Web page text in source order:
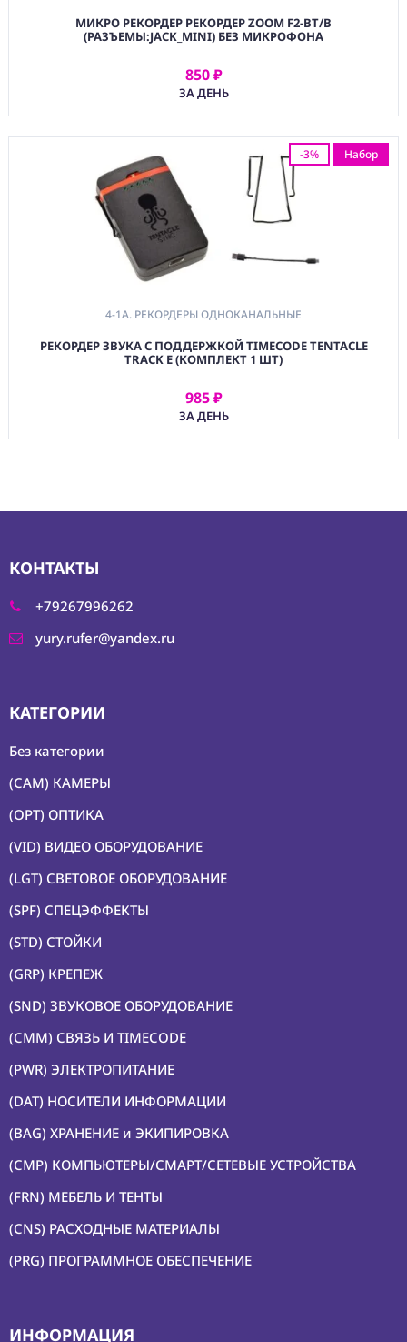
TIMECODE
ИНФОРМАЦИИ
КОМПЬЮТЕРЫ/
СМАРТ/СЕТЕВЫЕ
(CNS) РАСХОДНЫЕ
МАТЕРИАЛЫ
Условия
О
МИКРО РЕКОРДЕР РЕКОРДЕР ZOOM F2-BT/B
(РАЗЪЕМЫ:JACK_MINI) БЕЗ МИКРОФОНА
850 ₽
ЗА ДЕНЬ
АРЕНДОВАТЬ
-3% Набор
4-1A. РЕКОРДЕРЫ ОДНОКАНАЛЬНЫЕ
РЕКОРДЕР ЗВУКА С ПОДДЕРЖКОЙ TIMECODE TENTACLE
TRACK E (КОМПЛЕКТ 1 ШТ)
985 ₽
ЗА ДЕНЬ
АРЕНДОВАТЬ
КОНТАКТЫ
+79267996262
yury.rufer@yandex.ru
КАТЕГОРИИ
Без категории
(CAM) КАМЕРЫ
(OPT) ОПТИКА
(VID) ВИДЕО ОБОРУДОВАНИЕ
(LGT) СВЕТОВОЕ ОБОРУДОВАНИЕ
(SPF) СПЕЦЭФФЕКТЫ
(STD) СТОЙКИ
(GRP) КРЕПЕЖ
(SND) ЗВУКОВОЕ ОБОРУДОВАНИЕ
(CMM) СВЯЗЬ И TIMECODE
(PWR) ЭЛЕКТРОПИТАНИЕ
(DAT) НОСИТЕЛИ ИНФОРМАЦИИ
(BAG) ХРАНЕНИЕ и ЭКИПИРОВКА
(CMP) КОМПЬЮТЕРЫ/СМАРТ/СЕТЕВЫЕ УСТРОЙСТВА
(FRN) МЕБЕЛЬ И ТЕНТЫ
(CNS) РАСХОДНЫЕ МАТЕРИАЛЫ
(PRG) ПРОГРАММНОЕ ОБЕСПЕЧЕНИЕ
ИНФОРМАЦИЯ